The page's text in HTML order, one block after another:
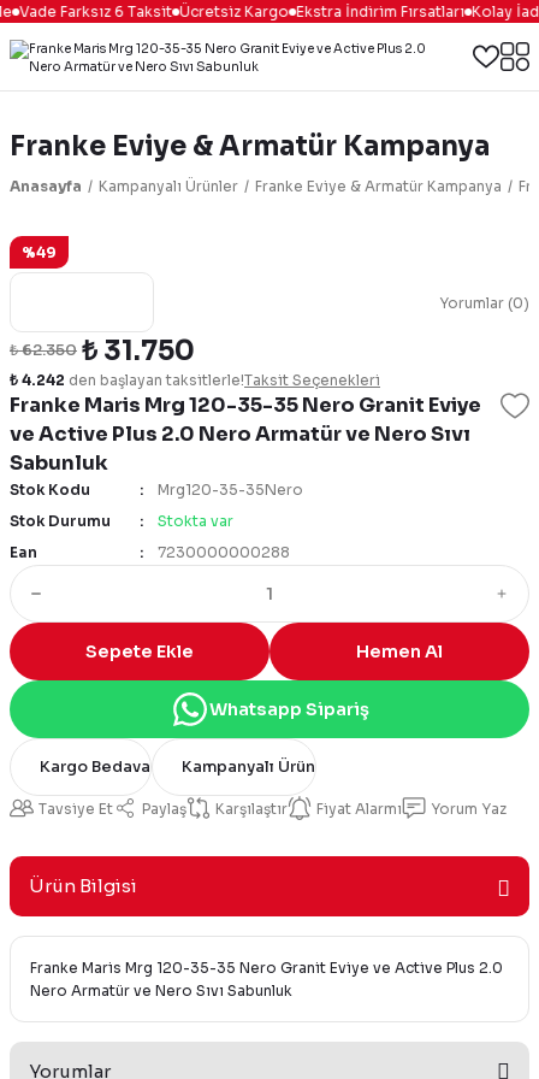
Vade Farksız 6 Taksit Ücretsiz Kargo Ekstra İndirim Fırsatları Kolay
Franke Eviye & Armatür Kampanya
Anasayfa Kampanyalı Ürünler Franke Eviye & Armatür Kampanya
%49
Yorumlar (0)
Franke Maris Mrg 120-35-35 Nero Granit Eviye
ve Active Plus 2.0 Nero Armatür ve Nero Sıvı
Sabunluk
₺ 62.350 ₺ 31.750
₺ 4.242 den başlayan taksitlerle!Taksit Seçenekleri
Stok Kodu
Mrg120-35-35Nero
Stok Durumu
Stokta var
Ean
7230000000288
Sepete Ekle Hemen Al
Whatsapp Sipariş
Kargo Bedava Kampanyalı Ürün
Tavsiye Et Paylaş Karşılaştır Fiyat Alarmı Yorum Yaz
Ürün Bilgisi
Franke Maris Mrg 120-35-35 Nero Granit Eviye ve Active Plus 2.0
Nero Armatür ve Nero Sıvı Sabunluk
Yorumlar